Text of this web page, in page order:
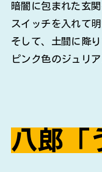
暗闇に包まれた玄関
スイッチを入れて
そして、土間に降
ピンク色のジュリ
八郎「